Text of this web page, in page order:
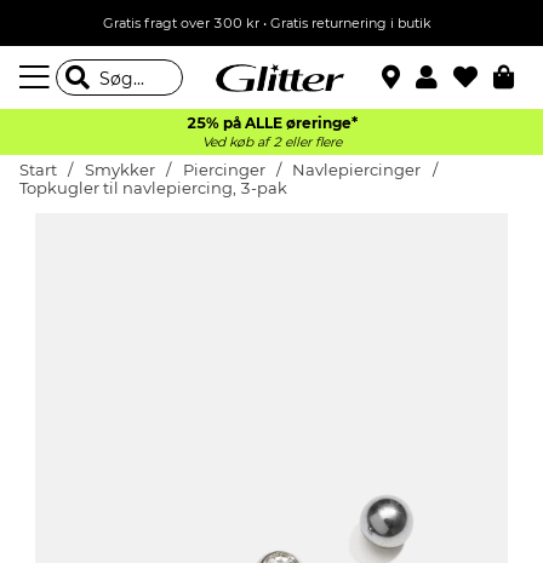
Gratis fragt over 300 kr • Gratis returnering i butik
25% på ALLE øreringe*
Ved køb af 2 eller flere
Start Smykker Piercinger
Navlepiercinger
Topkugler til navlepiercing, 3-pak